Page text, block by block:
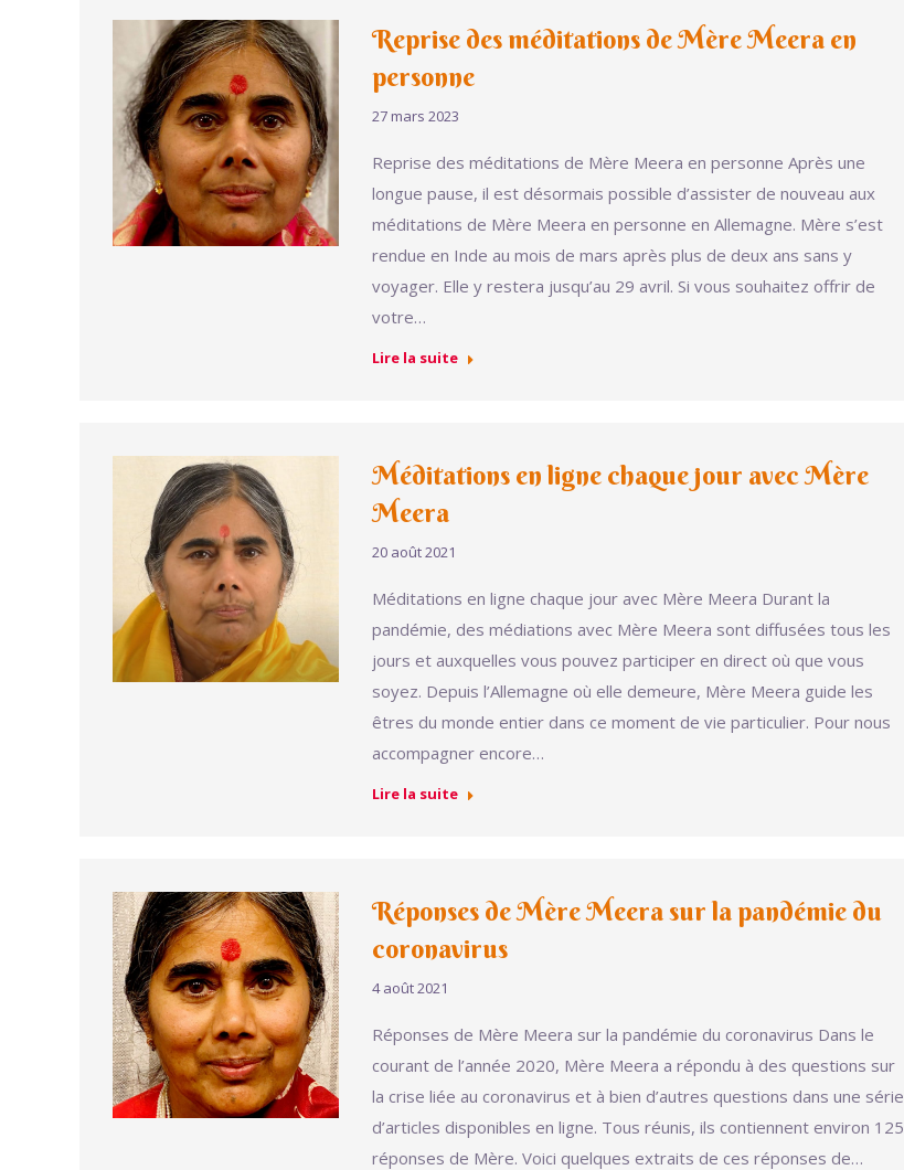
Reprise des méditations de Mère Meera en
personne
27 mars 2023
Reprise des méditations de Mère Meera en personne Après une
longue pause, il est désormais possible d’assister de nouveau aux
méditations de Mère Meera en personne en Allemagne. Mère s’est
rendue en Inde au mois de mars après plus de deux ans sans y
voyager. Elle y restera jusqu’au 29 avril. Si vous souhaitez offrir de
votre…
Lire la suite
Méditations en ligne chaque jour avec Mère
Meera
20 août 2021
Méditations en ligne chaque jour avec Mère Meera Durant la
pandémie, des médiations avec Mère Meera sont diffusées tous les
jours et auxquelles vous pouvez participer en direct où que vous
soyez. Depuis l’Allemagne où elle demeure, Mère Meera guide les
êtres du monde entier dans ce moment de vie particulier. Pour nous
accompagner encore…
Lire la suite
Réponses de Mère Meera sur la pandémie du
coronavirus
4 août 2021
Réponses de Mère Meera sur la pandémie du coronavirus Dans le
courant de l’année 2020, Mère Meera a répondu à des questions sur
la crise liée au coronavirus et à bien d’autres questions dans une série
d’articles disponibles en ligne. Tous réunis, ils contiennent environ 125
réponses de Mère. Voici quelques extraits de ces réponses de…